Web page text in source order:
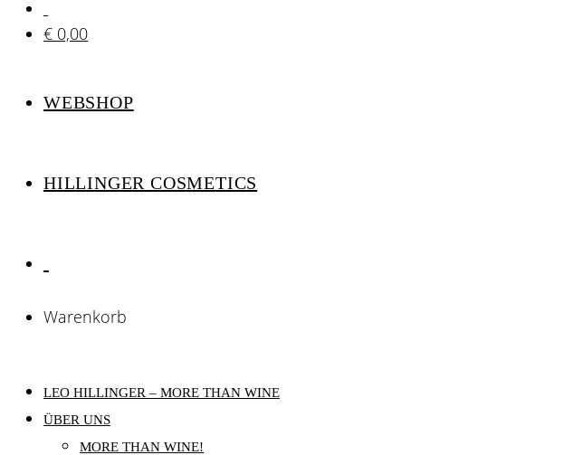
€ 0,00
WEBSHOP
HILLINGER COSMETICS
Warenkorb
LEO HILLINGER – MORE THAN WINE
ÜBER UNS
MORE THAN WINE!